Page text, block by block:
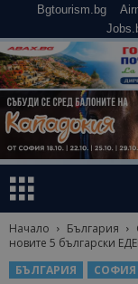
Bgtourism.bg
Начало България
новите 5 български
БЪЛГАРИЯ
СОФИЯ